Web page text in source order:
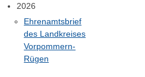
2026
Ehrenamtsbrief
des Landkreises
Vorpommern-
Rügen